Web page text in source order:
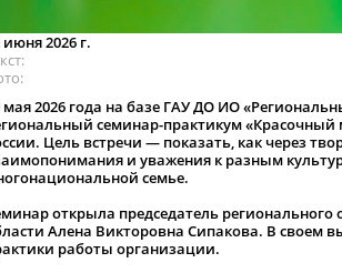
июня 2026 г.
мая 2026 года на базе ГАУ ДО ИО
семинар-практикум
Цель встречи — показать, как через
и уважения к разным
семье.
открыла председатель регионального
Алена Викторовна Сипакова. В своем
работы организации.